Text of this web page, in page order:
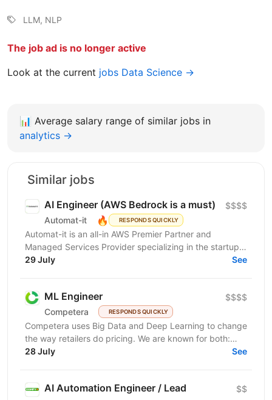
LLM, NLP
The job ad is no longer active
Look at the current jobs Data Science →
📊 Average salary range of similar jobs in
analytics →
Similar jobs
AI Engineer (AWS Bedrock is a must)
Automat-it 🔥 RESPONDS QUICKLY
$$$$
Automat-it is an all-in AWS Premier Partner and
Managed Services Provider specializing in the startup
ecosystem. With over 800 customers and 500+ AWS...
29 July See
ML Engineer
Competera RESPONDS QUICKLY
$$$$
Competera uses Big Data and Deep Learning to change
the way retailers do pricing. We are known for both:
cutting-edge math ’under the hood’ and for deep...
28 July See
AI Automation Engineer / Lead $$